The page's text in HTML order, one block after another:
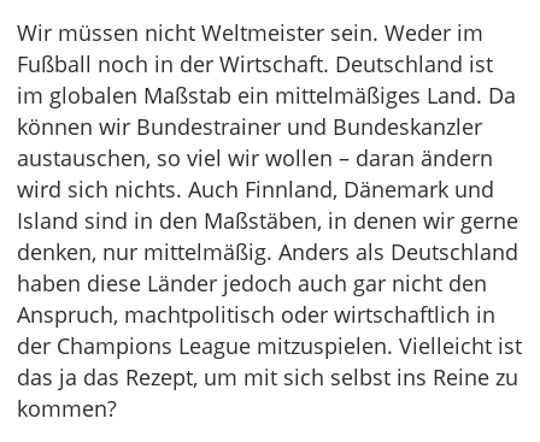
Wir müssen nicht Weltmeister sein. Weder im
Fußball noch in der Wirtschaft. Deutschland ist
im globalen Maßstab ein mittelmäßiges Land. Da
können wir Bundestrainer und Bundeskanzler
austauschen, so viel wir wollen – daran ändern
wird sich nichts. Auch Finnland, Dänemark und
Island sind in den Maßstäben, in denen wir gerne
denken, nur mittelmäßig. Anders als Deutschland
haben diese Länder jedoch auch gar nicht den
Anspruch, machtpolitisch oder wirtschaftlich in
der Champions League mitzuspielen. Vielleicht ist
das ja das Rezept, um mit sich selbst ins Reine zu
kommen?